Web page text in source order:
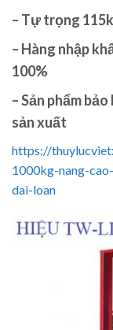
– Tự trọng
– Hàng nhập
100%
– Sản phẩm
sản xuất
https://
1000kg-nang-
dai-loan